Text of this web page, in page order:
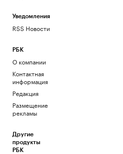
Уведомления
RSS Новости
РБК
О компании
Контактная
информация
Редакция
Размещение
рекламы
Другие
продукты
РБК